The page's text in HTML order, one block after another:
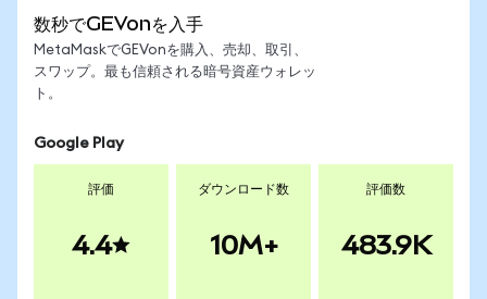
数秒でGEVonを入手
MetaMaskでGEVonを購入、売却、取引、
スワップ。最も信頼される暗号資産ウォレッ
ト。
Google Play
評価
4.4
ダウンロード数
10M+
評価数
483.9K